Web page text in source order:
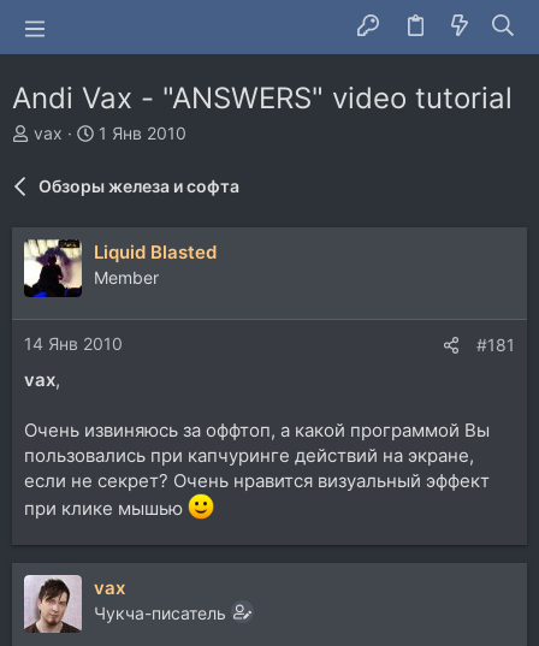
Andi Vax - "ANSWERS" video tutorial
А
т
р
т
е
м
vax
Д
н
а
ч
а
1 Янв 2010
Обзоры железа и софта
Liquid Blasted
Member
14 Янв 2010 #181
vax,
Очень извиняюсь за оффтоп, а какой программой Вы
пользовались при капчуринге действий на экране,
если не секрет? Очень нравится визуальный эффект
при клике мышью
vax
Чукча-писатель